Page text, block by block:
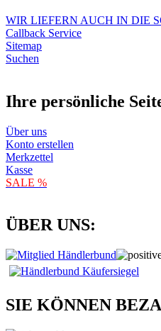
WIR LIEFERN AUCH IN DIE
Callback Service
Sitemap
Suchen
Ihre persönliche
Über uns
Konto erstellen
Merkzettel
Kasse
SALE %
ÜBER UNS:
SIE KÖNNEN